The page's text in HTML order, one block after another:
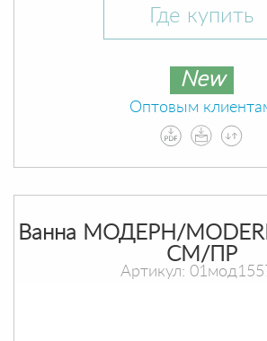
Где купить
New
Оптовым
Ванна МОДЕРН/
СМ/ПР
Артикул: